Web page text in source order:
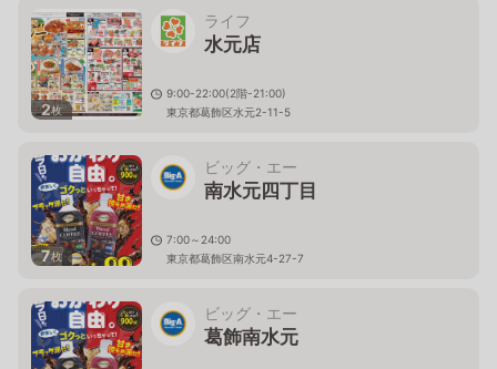
2枚
ライフ
水元店
9:00-22:00(2階-21:00)
東京都葛飾区水元2-11-5
7枚
ビッグ・エー
南水元四丁目
7:00～24:00
東京都葛飾区南水元4-27-7
ビッグ・エー
葛飾南水元